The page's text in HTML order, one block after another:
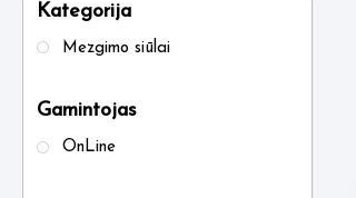
Kategorija
Mezgimo siūlai
Gamintojas
OnLine